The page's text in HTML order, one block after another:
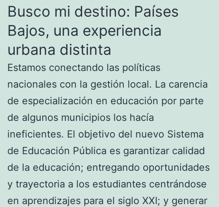
Busco mi destino: Países
Bajos, una experiencia
urbana distinta
Estamos conectando las políticas
nacionales con la gestión local. La carencia
de especialización en educación por parte
de algunos municipios los hacía
ineficientes. El objetivo del nuevo Sistema
de Educación Pública es garantizar calidad
de la educación; entregando oportunidades
y trayectoria a los estudiantes centrándose
en aprendizajes para el siglo XXI; y generar